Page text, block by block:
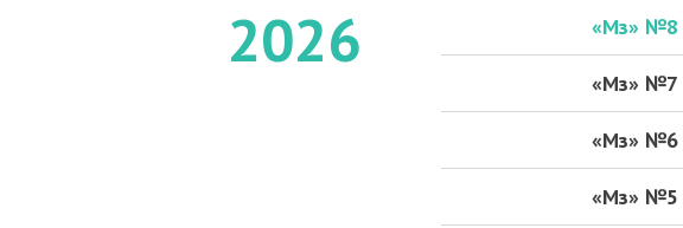
2026 «Мз» №8
«Мз» №7
«Мз» №6
«Мз» №5